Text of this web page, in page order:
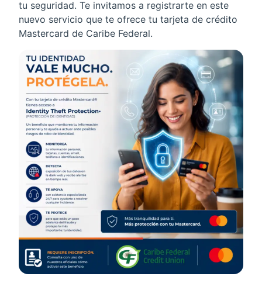
tu seguridad. Te invitamos a registrarte en este
nuevo servicio que te ofrece tu tarjeta de crédito
Mastercard de Caribe Federal.